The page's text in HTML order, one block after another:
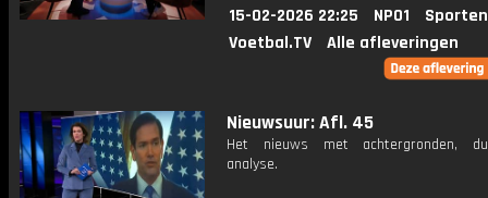
15-02-2026 22:25 NPO1
Voetbal.TV
Alle afleveringen
Nieuwsuur: Afl. 45
Het nieuws met achtergronden,
analyse.